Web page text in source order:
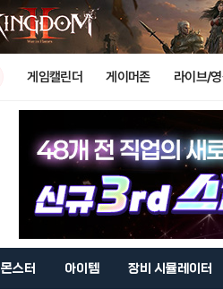
게임캘린더 게이머존 라이브/
몬스터 아이템 장비 시뮬레이터